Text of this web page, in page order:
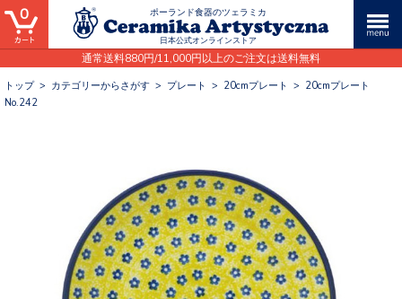
ポーランド食器のツェラミカ
日本公式オンラインストア
通常送料880円/11,000円以上のご注文は送料無料
0
トップ> カテゴリーからさがす > プレート > 20cmプレート > 20cmプレート
No.242